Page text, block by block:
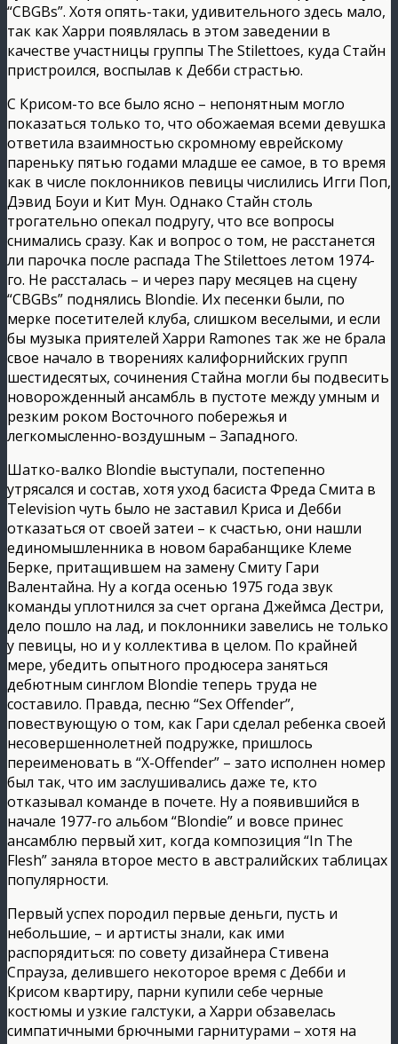
“CBGBs”. Хотя опять-таки, удивительного здесь мало,
так как Харри появлялась в этом заведении в
качестве участницы группы The Stilettoes, куда Стайн
пристроился, воспылав к Дебби страстью.
С Крисом-то все было ясно – непонятным могло
показаться только то, что обожаемая всеми девушка
ответила взаимностью скромному еврейскому
пареньку пятью годами младше ее самое, в то время
как в числе поклонников певицы числились Игги Поп,
Дэвид Боуи и Кит Мун. Однако Стайн столь
трогательно опекал подругу, что все вопросы
снимались сразу. Как и вопрос о том, не расстанется
ли парочка после распада The Stilettoes летом 1974-
го. Не рассталась – и через пару месяцев на сцену
“CBGBs” поднялись Blondie. Их песенки были, по
мерке посетителей клуба, слишком веселыми, и если
бы музыка приятелей Харри Ramones так же не брала
свое начало в творениях калифорнийских групп
шестидесятых, сочинения Стайна могли бы подвесить
новорожденный ансамбль в пустоте между умным и
резким роком Восточного побережья и
легкомысленно-воздушным – Западного.
Шатко-валко Blondie выступали, постепенно
утрясался и состав, хотя уход басиста Фреда Смита в
Television чуть было не заставил Криса и Дебби
отказаться от своей затеи – к счастью, они нашли
единомышленника в новом барабанщике Клеме
Берке, притащившем на замену Смиту Гари
Валентайна. Ну а когда осенью 1975 года звук
команды уплотнился за счет органа Джеймса Дестри,
дело пошло на лад, и поклонники завелись не только
у певицы, но и у коллектива в целом. По крайней
мере, убедить опытного продюсера заняться
дебютным синглом Blondie теперь труда не
составило. Правда, песню “Sex Offender”,
повествующую о том, как Гари сделал ребенка своей
несовершеннолетней подружке, пришлось
переименовать в “X-Offender” – зато исполнен номер
был так, что им заслушивались даже те, кто
отказывал команде в почете. Ну а появившийся в
начале 1977-го альбом “Blondie” и вовсе принес
ансамблю первый хит, когда композиция “In The
Flesh” заняла второе место в австралийских таблицах
популярности.
Первый успех породил первые деньги, пусть и
небольшие, – и артисты знали, как ими
распорядиться: по совету дизайнера Стивена
Спрауза, делившего некоторое время с Дебби и
Крисом квартиру, парни купили себе черные
костюмы и узкие галстуки, а Харри обзавелась
симпатичными брючными гарнитурами – хотя на